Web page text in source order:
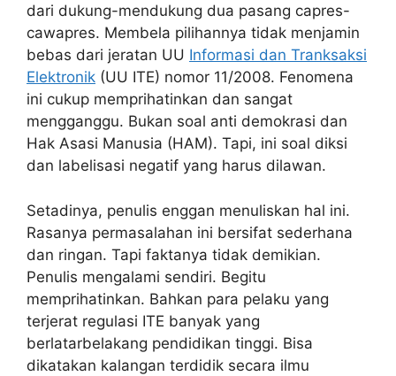
dari dukung-mendukung dua pasang capres-
cawapres. Membela pilihannya tidak menjamin
bebas dari jeratan UU Informasi dan Tranksaksi
Elektronik (UU ITE) nomor 11/2008. Fenomena
ini cukup memprihatinkan dan sangat
mengganggu. Bukan soal anti demokrasi dan
Hak Asasi Manusia (HAM). Tapi, ini soal diksi
dan labelisasi negatif yang harus dilawan.
Setadinya, penulis enggan menuliskan hal ini.
Rasanya permasalahan ini bersifat sederhana
dan ringan. Tapi faktanya tidak demikian.
Penulis mengalami sendiri. Begitu
memprihatinkan. Bahkan para pelaku yang
terjerat regulasi ITE banyak yang
berlatarbelakang pendidikan tinggi. Bisa
dikatakan kalangan terdidik secara ilmu